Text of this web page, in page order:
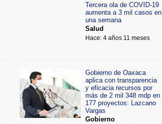
Tercera ola de COVID-19
aumenta a 3 mil casos en
una semana
Salud
Hace: 4 años 11 meses
Gobierno de Oaxaca
aplica con transparencia
y eficacia recursos por
más de 2 mil 348 mdp en
177 proyectos: Lazcano
Vargas
Gobierno